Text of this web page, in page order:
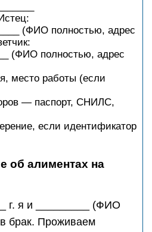
(ФИО полностью, адрес
(ФИО полностью, адрес
место работы (если
— паспорт, СНИЛС,
если идентификатор
об алиментах на
г. я и _________ (ФИО
в брак. Проживаем